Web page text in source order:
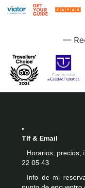
Tlf & Email
Horarios, precios,
22 05 43
Info de mi